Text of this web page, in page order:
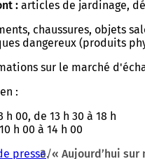
: articles de jardinage,
chaussures, objets
dangereux (produits
sur le marché
:
00, de 13 h 30 à 18 h
h 00 à 14 h 00
presse « Aujourd’hui